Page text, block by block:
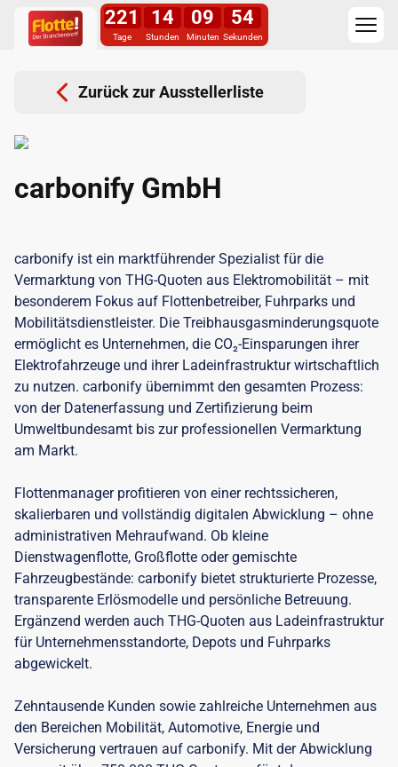
221
Tage
14
Stunden
09
Minuten
53
Sekunden
Zurück zur Ausstellerliste
carbonify GmbH
carbonify ist ein marktführender Spezialist für die
Vermarktung von THG-Quoten aus Elektromobilität – mit
besonderem Fokus auf Flottenbetreiber, Fuhrparks und
Mobilitätsdienstleister. Die Treibhausgasminderungsquote
ermöglicht es Unternehmen, die CO₂-Einsparungen ihrer
Elektrofahrzeuge und ihrer Ladeinfrastruktur wirtschaftlich
zu nutzen. carbonify übernimmt den gesamten Prozess:
von der Datenerfassung und Zertifizierung beim
Umweltbundesamt bis zur professionellen Vermarktung
am Markt.
Flottenmanager profitieren von einer rechtssicheren,
skalierbaren und vollständig digitalen Abwicklung – ohne
administrativen Mehraufwand. Ob kleine
Dienstwagenflotte, Großflotte oder gemischte
Fahrzeugbestände: carbonify bietet strukturierte Prozesse,
transparente Erlösmodelle und persönliche Betreuung.
Ergänzend werden auch THG-Quoten aus Ladeinfrastruktur
für Unternehmensstandorte, Depots und Fuhrparks
abgewickelt.
Zehntausende Kunden sowie zahlreiche Unternehmen aus
den Bereichen Mobilität, Automotive, Energie und
Versicherung vertrauen auf carbonify. Mit der Abwicklung